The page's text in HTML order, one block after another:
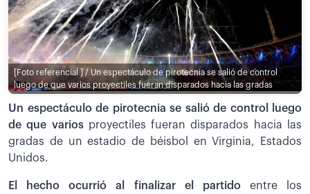
[Foto referencial ] / Un espectáculo de pirotecnia se salió de control
luego de que varios proyectiles fueran disparados hacia las gradas
Un espectáculo de pirotecnia se salió de control luego
de que variosproyectiles fueran disparados hacia las
gradas de un estadio de béisbol en Virginia, Estados
Unidos.
El hecho ocurrió al finalizar el partido entre los